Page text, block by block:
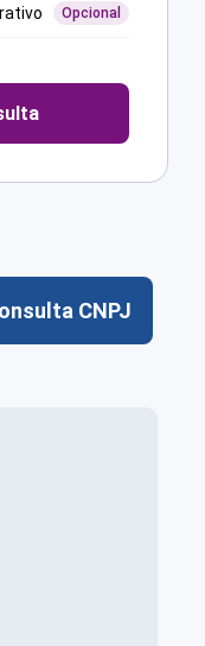
Opcional
CNPJ